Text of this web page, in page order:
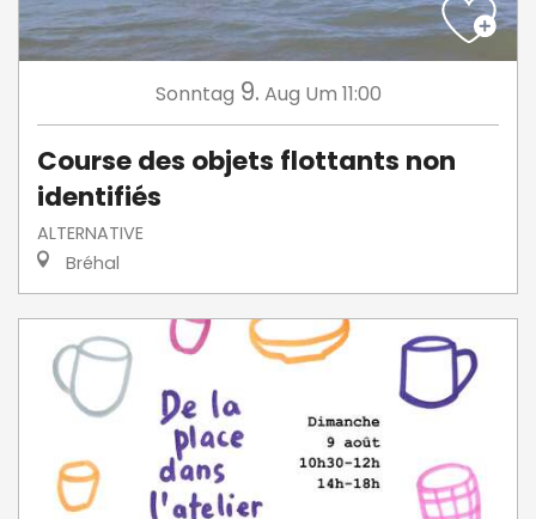
Sonntag 9. Aug Um 11:00
Course des objets flottants non
identifiés
ALTERNATIVE
Bréhal